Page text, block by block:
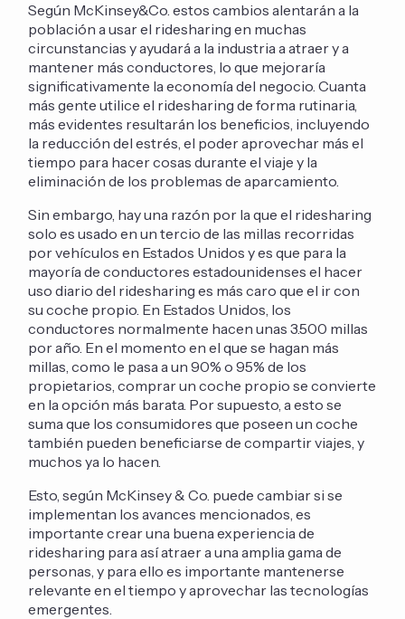
Según McKinsey&Co. estos cambios alentarán a la
población a usar el ridesharing en muchas
circunstancias y ayudará a la industria a atraer y a
mantener más conductores, lo que mejoraría
significativamente la economía del negocio. Cuanta
más gente utilice el ridesharing de forma rutinaria,
más evidentes resultarán los beneficios, incluyendo
la reducción del estrés, el poder aprovechar más el
tiempo para hacer cosas durante el viaje y la
eliminación de los problemas de aparcamiento.
Sin embargo, hay una razón por la que el ridesharing
solo es usado en un tercio de las millas recorridas
por vehículos en Estados Unidos y es que para la
mayoría de conductores estadounidenses el hacer
uso diario del ridesharing es más caro que el ir con
su coche propio. En Estados Unidos, los
conductores normalmente hacen unas 3.500 millas
por año. En el momento en el que se hagan más
millas, como le pasa a un 90% o 95% de los
propietarios, comprar un coche propio se convierte
en la opción más barata. Por supuesto, a esto se
suma que los consumidores que poseen un coche
también pueden beneficiarse de compartir viajes, y
muchos ya lo hacen.
Esto, según McKinsey & Co. puede cambiar si se
implementan los avances mencionados, es
importante crear una buena experiencia de
ridesharing para así atraer a una amplia gama de
personas, y para ello es importante mantenerse
relevante en el tiempo y aprovechar las tecnologías
emergentes.